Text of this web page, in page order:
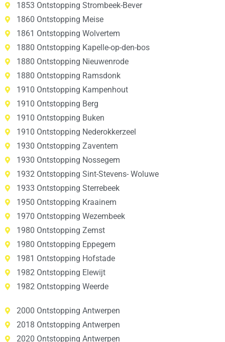
1853 Ontstopping Strombeek-Bever
1860 Ontstopping Meise
1861 Ontstopping Wolvertem
1880 Ontstopping Kapelle-op-den-bos
1880 Ontstopping Nieuwenrode
1880 Ontstopping Ramsdonk
1910 Ontstopping Kampenhout
1910 Ontstopping Berg
1910 Ontstopping Buken
1910 Ontstopping Nederokkerzeel
1930 Ontstopping Zaventem
1930 Ontstopping Nossegem
1932 Ontstopping Sint-Stevens- Woluwe
1933 Ontstopping Sterrebeek
1950 Ontstopping Kraainem
1970 Ontstopping Wezembeek
1980 Ontstopping Zemst
1980 Ontstopping Eppegem
1981 Ontstopping Hofstade
1982 Ontstopping Elewijt
1982 Ontstopping Weerde
2000 Ontstopping Antwerpen
2018 Ontstopping Antwerpen
2020 Ontstopping Antwerpen